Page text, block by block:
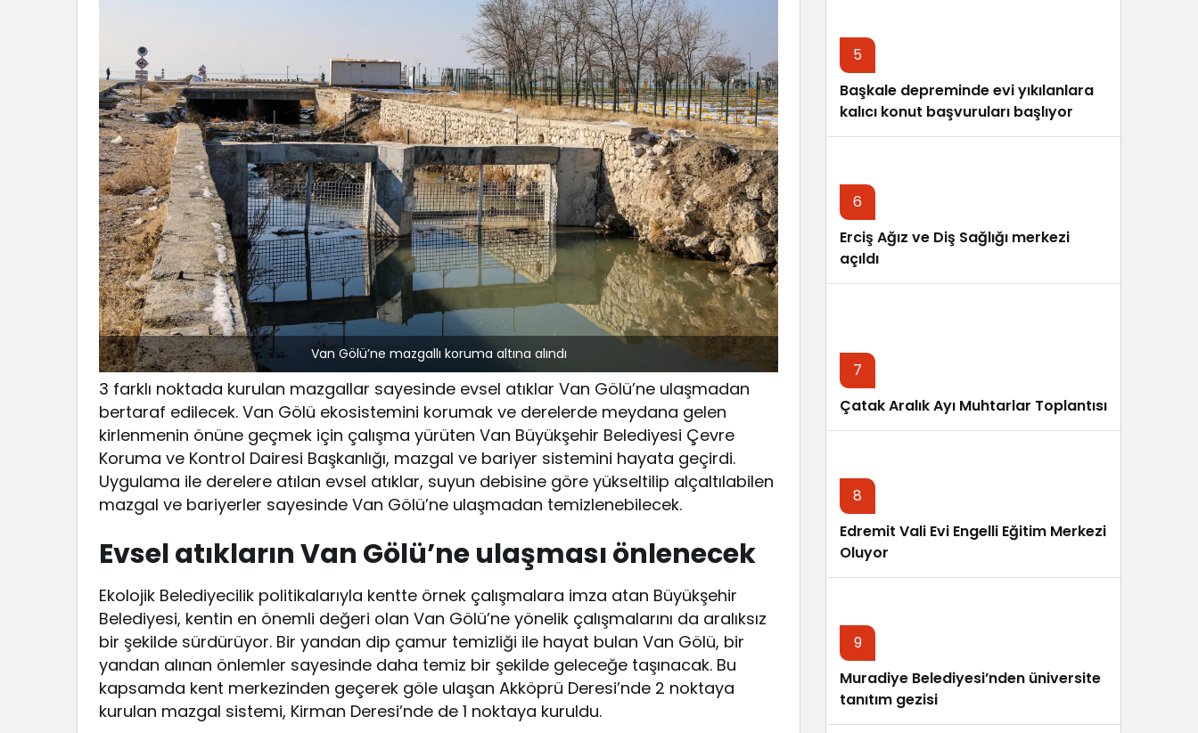
Van Gölü’ne mazgallı koruma altına alındı
3 farklı noktada kurulan mazgallar sayesinde evsel atıklar Van Gölü’ne ulaşmadan
bertaraf edilecek. Van Gölü ekosistemini korumak ve derelerde meydana gelen
kirlenmenin önüne geçmek için çalışma yürüten Van Büyükşehir Belediyesi Çevre
Koruma ve Kontrol Dairesi Başkanlığı, mazgal ve bariyer sistemini hayata geçirdi.
Uygulama ile derelere atılan evsel atıklar, suyun debisine göre yükseltilip alçaltılabilen
mazgal ve bariyerler sayesinde Van Gölü’ne ulaşmadan temizlenebilecek.
Evsel atıkların Van Gölü’ne ulaşması önlenecek
Ekolojik Belediyecilik politikalarıyla kentte örnek çalışmalara imza atan Büyükşehir
Belediyesi, kentin en önemli değeri olan Van Gölü’ne yönelik çalışmalarını da aralıksız
bir şekilde sürdürüyor. Bir yandan dip çamur temizliği ile hayat bulan Van Gölü, bir
yandan alınan önlemler sayesinde daha temiz bir şekilde geleceğe taşınacak. Bu
kapsamda kent merkezinden geçerek göle ulaşan Akköprü Deresi’nde 2 noktaya
kurulan mazgal sistemi, Kirman Deresi’nde de 1 noktaya kuruldu.
5
Başkale depreminde evi yıkılanlara
kalıcı konut başvuruları başlıyor
6
Erciş Ağız ve Diş Sağlığı merkezi
açıldı
7
Çatak Aralık Ayı Muhtarlar Toplantısı
8
Edremit Vali Evi Engelli Eğitim Merkezi
Oluyor
9
Muradiye Belediyesi’nden üniversite
tanıtım gezisi